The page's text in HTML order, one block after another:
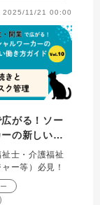
2025/11/21 00:00
がる！ソー
の新しい働
法的
リスク管理
士・介護福祉
ー等）必見！